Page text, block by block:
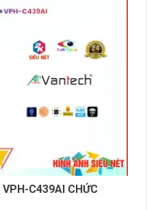
VPH-C439AI CHỨC